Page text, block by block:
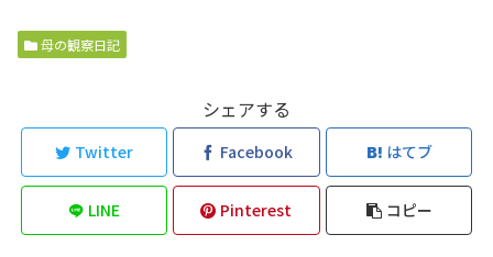
母の観察日記
シェアする
Twitter Facebook はてブ
LINE Pinterest コピー